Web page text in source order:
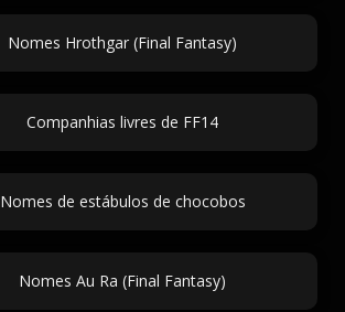
Nomes Hrothgar (Final Fantasy)
Companhias livres de FF14
Nomes de estábulos de chocobos
Nomes Au Ra (Final Fantasy)